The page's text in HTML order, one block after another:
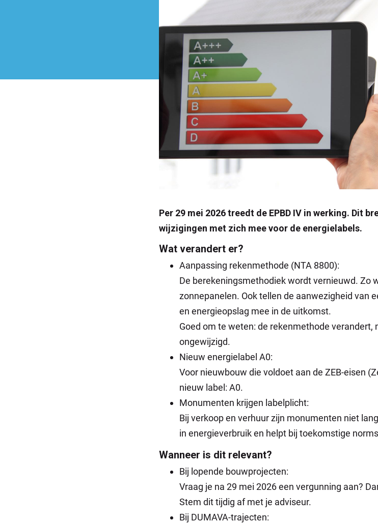
Per 29 mei 2026 treedt de EPBD IV in werking. Dit
wijzigingen met zich mee voor de energielabels.
Wat verandert er?
Aanpassing rekenmethode (NTA 8800):
De berekeningsmethodiek wordt vernieuwd. Zo
zonnepanelen. Ook tellen de aanwezigheid van
en energieopslag mee in de uitkomst.
Goed om te weten: de rekenmethode verandert,
ongewijzigd.
Nieuw energielabel A0:
Voor nieuwbouw die voldoet aan de ZEB-eisen
nieuw label: A0.
Monumenten krijgen labelplicht:
Bij verkoop en verhuur zijn monumenten niet
in energieverbruik en helpt bij toekomstige
Wanneer is dit relevant?
Bij lopende bouwprojecten:
Vraag je na 29 mei 2026 een vergunning aan?
Stem dit tijdig af met je adviseur.
Bij DUMAVA-trajecten: